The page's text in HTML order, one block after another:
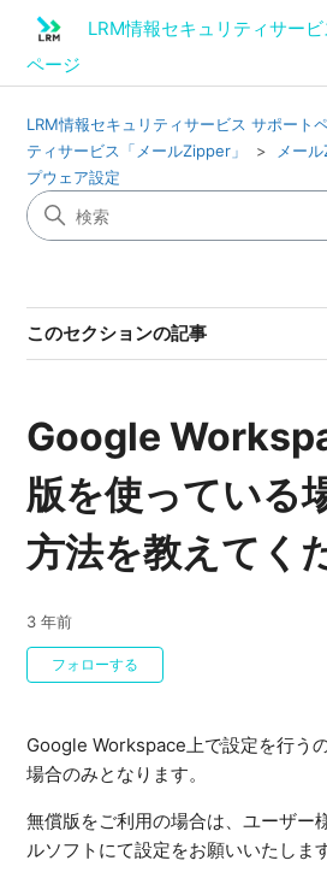
LRM情報セキュリティサービ
ページ
LRM情報セキュリティサービス サポート
ティサービス「メールZipper」
メー
プウェア設定
このセクションの記事
Google
版を使っている
方法を教えてく
3 年前
フォローする
Google Workspace上で設定を行う
場合のみとなります。
無償版をご利用の場合は、ユーザー
ルソフトにて設定をお願いいたします